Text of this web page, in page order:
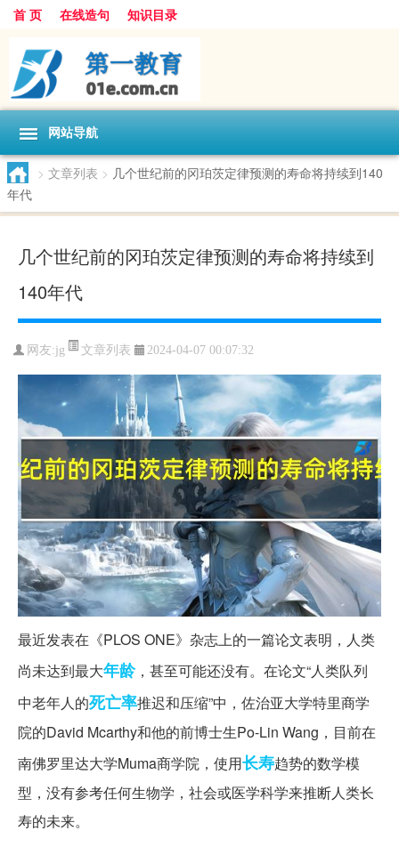
首 页 在线造句 知识目录
网站导航
> 文章列表 > 几个世纪前的冈珀茨定律预测的寿命将持续到140
年代
几个世纪前的冈珀茨定律预测的寿命将持续到
140年代
网友:jg 文章列表 2024-04-07 00:07:32
最近发表在《PLOS ONE》杂志上的一篇论文表明，人类
尚未达到最大年龄，甚至可能还没有。在论文“人类队列
中老年人的死亡率推迟和压缩”中，佐治亚大学特里商学
院的David Mcarthy和他的前博士生Po-Lin Wang，目前在
南佛罗里达大学Muma商学院，使用长寿趋势的数学模
型，没有参考任何生物学，社会或医学科学来推断人类长
寿的未来。